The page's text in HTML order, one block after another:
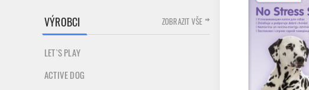
VÝROBCI
LET`S PLAY
ACTIVE DOG
ZOBRAZIT VŠE